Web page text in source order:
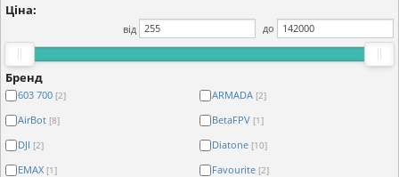
Ціна:
від до
Бренд
603 700 [2] ARMADA [2]
AirBot [8] BetaFPV [1]
DJI [2] Diatone [10]
EMAX [1] Favourite [2]